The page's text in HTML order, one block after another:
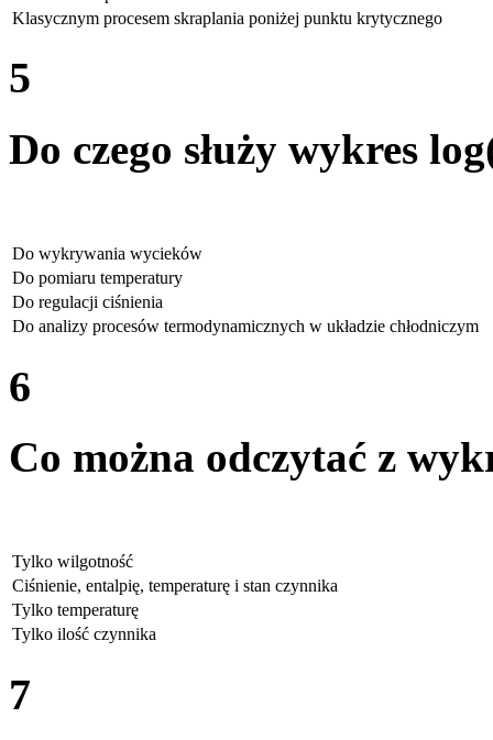
Klasycznym procesem skraplania poniżej punktu krytycznego
5
Do czego służy wykres
Do wykrywania wycieków
Do pomiaru temperatury
Do regulacji ciśnienia
Do analizy procesów termodynamicznych w układzie chłodniczym
6
Co można odczytać z
Tylko wilgotność
Ciśnienie, entalpię, temperaturę i stan czynnika
Tylko temperaturę
Tylko ilość czynnika
7